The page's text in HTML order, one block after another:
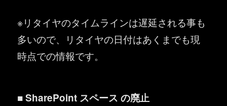
※リタイヤのタイムラインは遅延される事も
多いので、リタイヤの日付はあくまでも現
時点での情報です。
■ SharePoint スペース の廃止